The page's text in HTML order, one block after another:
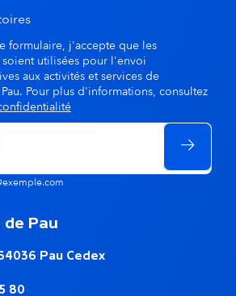
formulaire, j'accepte que les
soient utilisées pour l'envoi
aux activités et services de
Pour plus d'informations, consultez
Pau
Pau Cedex
80